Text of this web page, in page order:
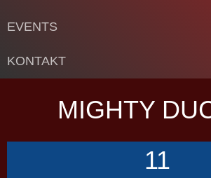
EVENTS
KONTAKT
MIGHTY
11